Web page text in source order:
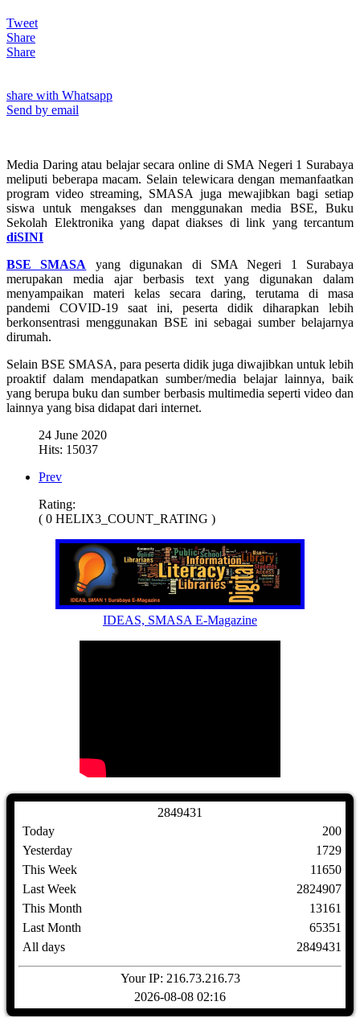
Tweet
Share
Share
share with Whatsapp
Send by email
Media Daring atau belajar secara online di SMA Negeri 1 Surabaya
meliputi beberapa macam. Selain telewicara dengan memanfaatkan
program video streaming, SMASA juga mewajibkan bagi setiap
siswa untuk mengakses dan menggunakan media BSE, Buku
Sekolah Elektronika yang dapat diakses di link yang tercantum
diSINI
BSE SMASA yang digunakan di SMA Negeri 1 Surabaya
merupakan media ajar berbasis text yang digunakan dalam
menyampaikan materi kelas secara daring, terutama di masa
pandemi COVID-19 saat ini, peserta didik diharapkan lebih
berkonsentrasi menggunakan BSE ini sebagai sumber belajarnya
dirumah.
Selain BSE SMASA, para peserta didik juga diwajibkan untuk lebih
proaktif dalam mendapatkan sumber/media belajar lainnya, baik
yang berupa buku dan sumber berbasis multimedia seperti video dan
lainnya yang bisa didapat dari internet.
24 June 2020
Hits: 15037
Prev
Rating:
( 0 HELIX3_COUNT_RATING )
IDEAS, SMASA E-Magazine
2849431
Today
Yesterday
This Week
Last Week
This Month
Last Month
All days
200
1729
11650
2824907
13161
65351
2849431
Your IP: 216.73.216.73
2026-08-08 02:16